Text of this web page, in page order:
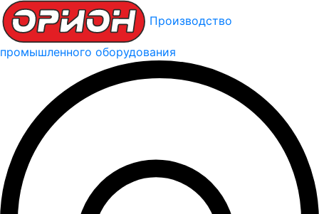
Производство
промышленного оборудования